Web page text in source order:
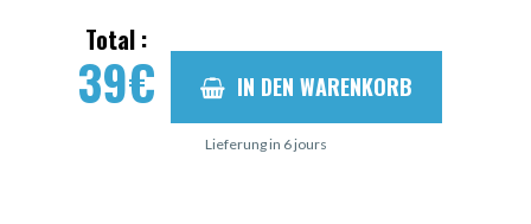
Total :
39€ IN DEN WARENKORB
Lieferung in 6 jours